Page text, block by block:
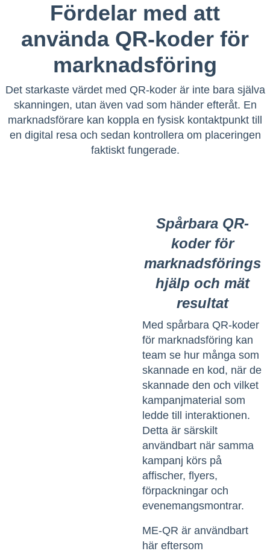
Fördelar med att
använda QR-koder för
marknadsföring
Det starkaste värdet med QR-koder är inte bara själva
skanningen, utan även vad som händer efteråt. En
marknadsförare kan koppla en fysisk kontaktpunkt till
en digital resa och sedan kontrollera om placeringen
faktiskt fungerade.
Spårbara QR-
koder för
marknadsförings
hjälp och mät
resultat
Med spårbara QR-koder
för marknadsföring kan
team se hur många som
skannade en kod, när de
skannade den och vilket
kampanjmaterial som
ledde till interaktionen.
Detta är särskilt
användbart när samma
kampanj körs på
affischer, flyers,
förpackningar och
evenemangsmontrar.
ME-QR är användbart
här eftersom